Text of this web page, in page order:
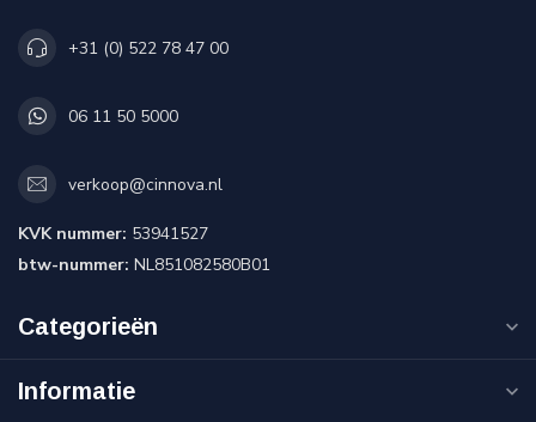
+31 (0) 522 78 47 00
06 11 50 5000
verkoop@cinnova.nl
KVK nummer: 53941527
btw-nummer: NL851082580B01
Categorieën
Informatie